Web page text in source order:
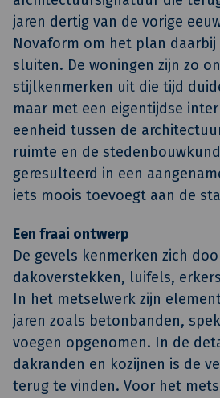
jaren dertig van de vorige
Novaform om het plan
sluiten. De woningen zijn zo
stijlkenmerken uit die tijd
maar met een eigentijdse
eenheid tussen de
ruimte en de
geresulteerd in een
iets moois toevoegt aan de
Een fraai ontwerp
De gevels kenmerken zich
dakoverstekken, luifels,
In het metselwerk zijn
jaren zoals betonbanden,
voegen opgenomen. In de
dakranden en kozijnen is de
terug te vinden. Voor het